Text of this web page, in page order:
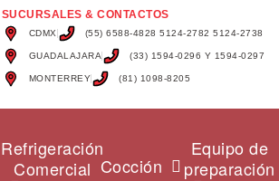
SUCURSALES & CONTACTOS
CDMX (55) 6588-4828 5124-2782 5124-2738
GUADALAJARA (33) 1594-0296 Y 1594-0297
MONTERREY (81) 1098-8205
Refrigeración
Comercial Cocción
Equipo de
preparación